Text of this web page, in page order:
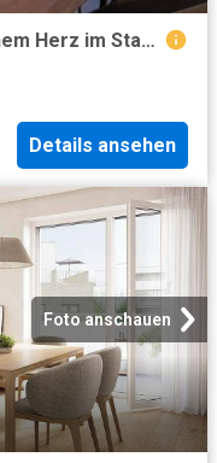
LINARIA Neues Wohnen mit grünem Herz im Stadtquartier Oberes Hausfeld YOU2 T6.26
Details ansehen
Foto anschauen